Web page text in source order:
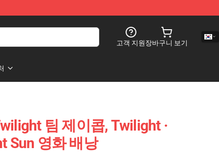
고객 지원장바구니 보기
팀 제이콥, Twilight ·
Sun 영화 배낭